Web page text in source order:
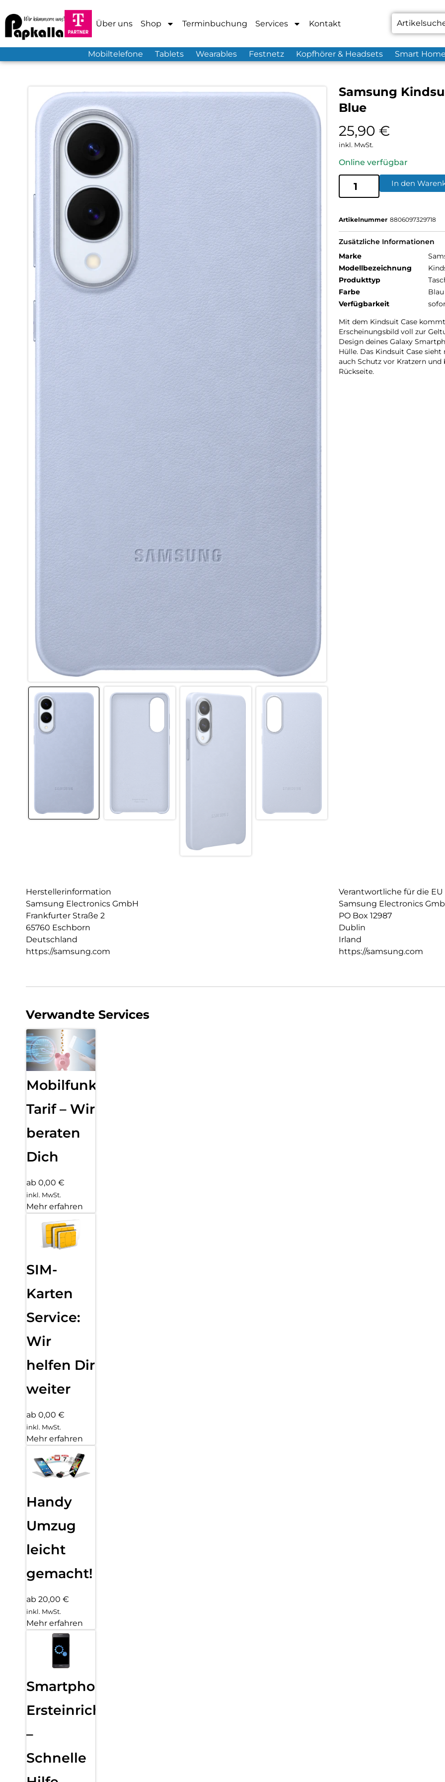
Über uns Shop Terminbuchung Services Kontakt
Mobiltelefone Tablets Wearables Festnetz Kopfhörer & Headsets Smart
Samsung
Blue
25,90 €
inkl. MwSt.
Online verfügbar
In den
Artikelnummer 8806097329718
Zusätzliche Informationen
Marke
Modellbezeichnung
Produkttyp
Farbe
Blau
Verfügbarkeit
Mit dem Kindsuit Case
Erscheinungsbild voll zur
Design deines Galaxy
Hülle. Das Kindsuit Case
auch Schutz vor Kratzern und
Rückseite.
Herstellerinformation
Samsung Electronics GmbH
Frankfurter Straße 2
65760 Eschborn
Deutschland
https://samsung.com
Verantwortliche für die EU
Samsung Electronics
PO Box 12987
Dublin
Irland
https://samsung.com
Verwandte Services
Mobilfunk
Tarif – Wir
beraten
Dich
ab 0,00 €
inkl. MwSt.
Mehr erfahren
SIM-
Karten
Service:
Wir
helfen Dir
weiter
ab 0,00 €
inkl. MwSt.
Mehr erfahren
Handy
Umzug
leicht
gemacht!
ab 20,00 €
inkl. MwSt.
Mehr erfahren
Smartphone
Ersteinrichtung
–
Schnelle